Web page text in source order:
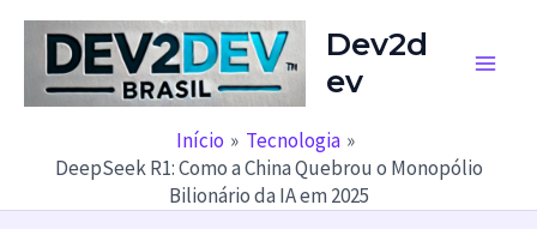
Dev2d
ev
Início
Tecnologia
DeepSeek R1: Como a China Quebrou o Monopólio
Bilionário da IA em 2025